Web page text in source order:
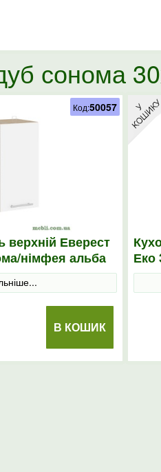
сонома
верхній Еверест
німфея альба
В КОШИК
Код:50057
Еко